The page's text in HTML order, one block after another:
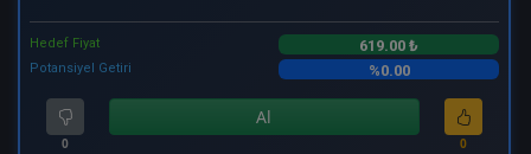
Hedef Fiyat 619.00 ₺
Potansiyel Getiri %0.00
0
Al
0